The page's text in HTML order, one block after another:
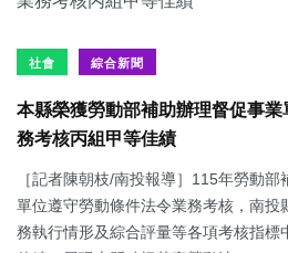
社會 綜合新聞
本縣榮獲勞動部補助辦理督促事
務考核丙組甲等佳績
［記者陳朝枝/南投報導］115年勞動
單位遵守勞動條件法令業務考核，南投
務執行情形及綜合評量等各項考核指標